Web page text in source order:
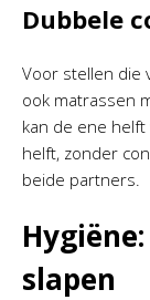
Dubbele
Voor stellen die
ook matrassen
kan de ene
helft, zonder
beide partners.
slapen